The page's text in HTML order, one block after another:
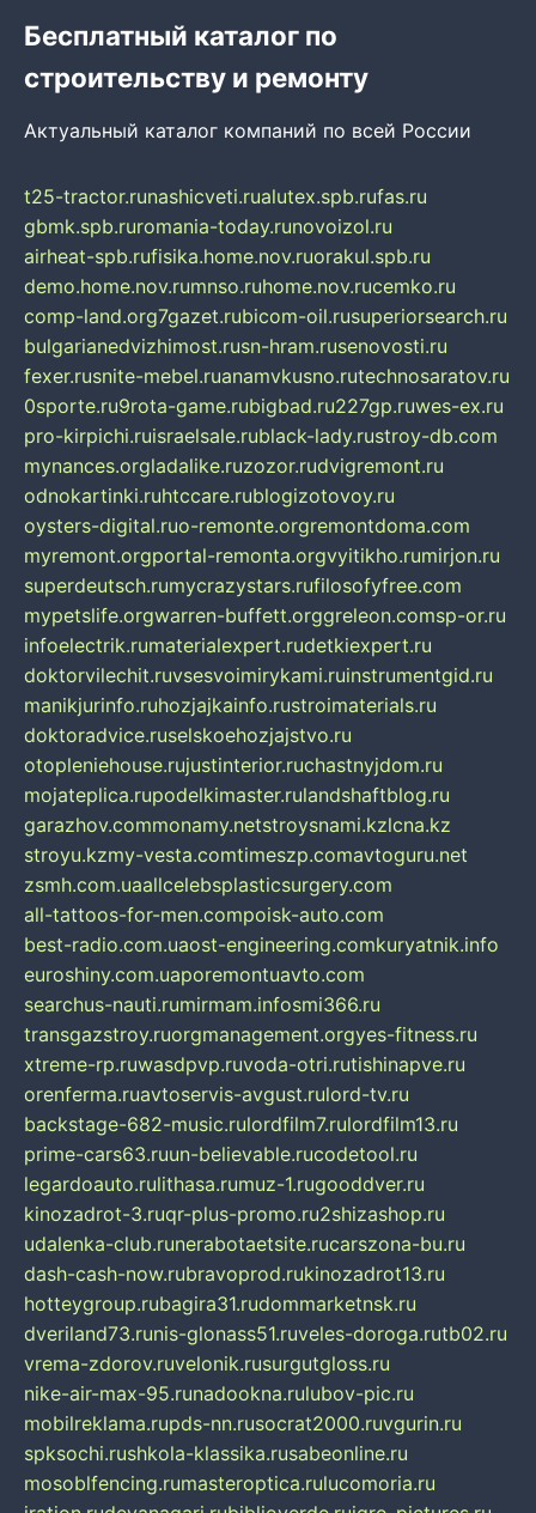
Бесплатный каталог по
строительству и ремонту
Актуальный каталог компаний по всей России
t25-tractor.runashicveti.rualutex.spb.rufas.ru
gbmk.spb.ruromania-today.runovoizol.ru
airheat-spb.rufisika.home.nov.ruorakul.spb.ru
demo.home.nov.rumnso.ruhome.nov.rucemko.ru
comp-land.org7gazet.rubicom-oil.rusuperiorsearch.ru
bulgarianedvizhimost.rusn-hram.rusenovosti.ru
fexer.rusnite-mebel.ruanamvkusno.rutechnosaratov.ru
0sporte.ru9rota-game.rubigbad.ru227gp.ruwes-ex.ru
pro-kirpichi.ruisraelsale.rublack-lady.rustroy-db.com
mynances.orgladalike.ruzozor.rudvigremont.ru
odnokartinki.ruhtccare.rublogizotovoy.ru
oysters-digital.ruo-remonte.orgremontdoma.com
myremont.orgportal-remonta.orgvyitikho.rumirjon.ru
superdeutsch.rumycrazystars.rufilosofyfree.com
mypetslife.orgwarren-buffett.orggreleon.comsp-or.ru
infoelectrik.rumaterialexpert.rudetkiexpert.ru
doktorvilechit.ruvsesvoimirykami.ruinstrumentgid.ru
manikjurinfo.ruhozjajkainfo.rustroimaterials.ru
doktoradvice.ruselskoehozjajstvo.ru
otopleniehouse.rujustinterior.ruchastnyjdom.ru
mojateplica.rupodelkimaster.rulandshaftblog.ru
garazhov.commonamy.netstroysnami.kzlcna.kz
stroyu.kzmy-vesta.comtimeszp.comavtoguru.net
zsmh.com.uaallcelebsplasticsurgery.com
all-tattoos-for-men.compoisk-auto.com
best-radio.com.uaost-engineering.comkuryatnik.info
euroshiny.com.uaporemontuavto.com
searchus-nauti.rumirmam.infosmi366.ru
transgazstroy.ruorgmanagement.orgyes-fitness.ru
xtreme-rp.ruwasdpvp.ruvoda-otri.rutishinapve.ru
orenferma.ruavtoservis-avgust.rulord-tv.ru
backstage-682-music.rulordfilm7.rulordfilm13.ru
prime-cars63.ruun-believable.rucodetool.ru
legardoauto.rulithasa.rumuz-1.rugooddver.ru
kinozadrot-3.ruqr-plus-promo.ru2shizashop.ru
udalenka-club.runerabotaetsite.rucarszona-bu.ru
dash-cash-now.rubravoprod.rukinozadrot13.ru
hotteygroup.rubagira31.rudommarketnsk.ru
dveriland73.runis-glonass51.ruveles-doroga.rutb02.ru
vrema-zdorov.ruvelonik.rusurgutgloss.ru
nike-air-max-95.runadookna.rulubov-pic.ru
mobilreklama.rupds-nn.rusocrat2000.ruvgurin.ru
spksochi.rushkola-klassika.rusabeonline.ru
mosoblfencing.rumasteroptica.rulucomoria.ru